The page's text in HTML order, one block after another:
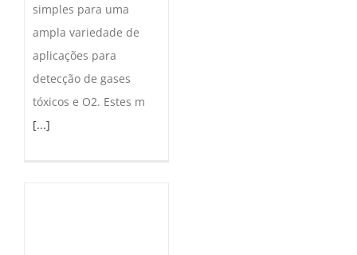
simples para uma
ampla variedade de
aplicações para
detecção de gases
tóxicos e O2. Estes m
[...]